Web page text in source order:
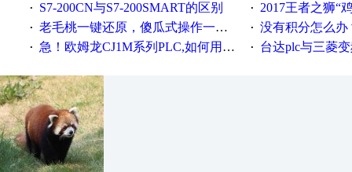
· S7-200CN与S7-200SMART的区别 · 2017王者之狮“鸡”情签到
· 老毛桃一键还原，傻瓜式操作一键轻松备份还原；程序为向导式安装，一键即可实现自动备份或还原系统。 · 没有积分怎么办
· 急！欧姆龙CJ1M系列PLC,如何用时间控制变频器。要求时间在组态王中可以自由输入！拜托各位大神了！ · 台达plc与三菱